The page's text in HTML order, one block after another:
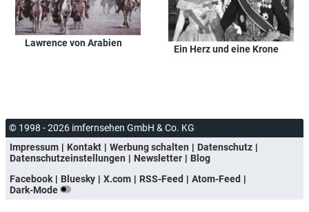
Lawrence von Arabien
Ein Herz und eine Krone
© 1998 - 2026 imfernsehen GmbH & Co. KG
Impressum
Kontakt Werbung schalten
Datenschutz
Datenschutzeinstellungen
Newsletter
Blog
Facebook
Bluesky X.com RSS-Feed
Atom-Feed
Dark-Mode